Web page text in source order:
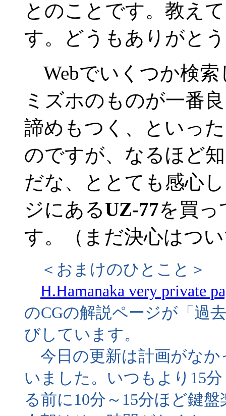
とのことです。教え
す。どうもありがと
Webでいくつか検索
ミズホのものが一番
諦めもつく、といっ
のですが、なるほど
だな、ととても感心
ジにあるUZ-77を買
す。（まだ決心はつ
＜おまけのひとこと＞
H.Hamanaka very private
のCGの解説ページが「過
びしています。
今日の更新は計画がなか
いました。いつもより15
る前に10分～15分ほど鍵